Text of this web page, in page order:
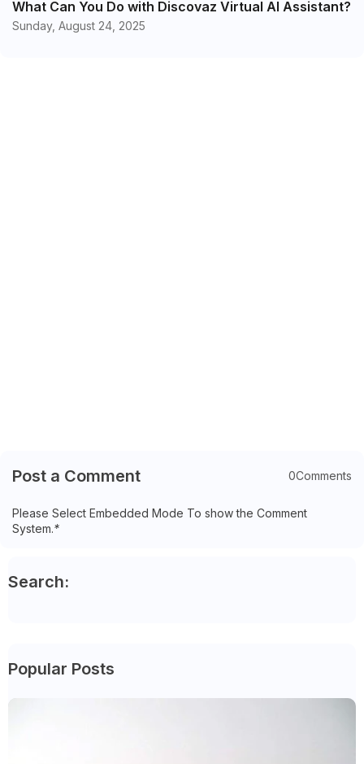
What Can You Do with Discovaz Virtual AI Assistant?
Sunday, August 24, 2025
Post a Comment 0Comments
Please Select Embedded Mode To show the Comment
System.*
Search:
Popular Posts